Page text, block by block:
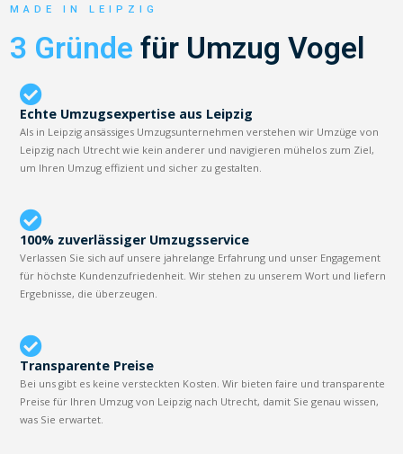
MADE IN LEIPZIG
3 Gründe für Umzug Vogel
Echte Umzugsexpertise aus Leipzig
Als in Leipzig ansässiges Umzugsunternehmen verstehen wir Umzüge von
Leipzig nach Utrecht wie kein anderer und navigieren mühelos zum Ziel,
um Ihren Umzug effizient und sicher zu gestalten.
100% zuverlässiger Umzugsservice
Verlassen Sie sich auf unsere jahrelange Erfahrung und unser Engagement
für höchste Kundenzufriedenheit. Wir stehen zu unserem Wort und liefern
Ergebnisse, die überzeugen.
Transparente Preise
Bei uns gibt es keine versteckten Kosten. Wir bieten faire und transparente
Preise für Ihren Umzug von Leipzig nach Utrecht, damit Sie genau wissen,
was Sie erwartet.